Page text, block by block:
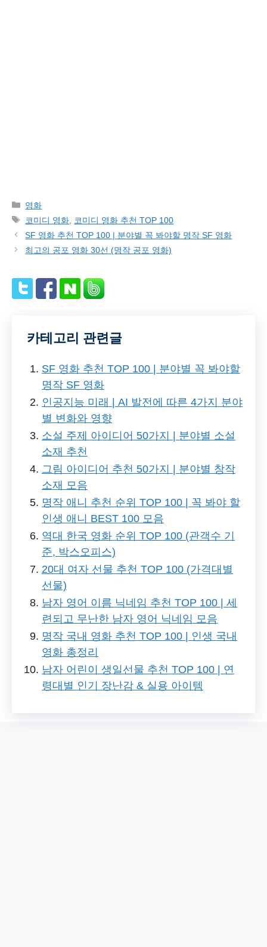
Categories
영화
Tags
코미디 영화
코미디 영화 추천 TOP 100
SF 영화 추천 TOP 100 | 분야별 꼭 봐야할 명작 SF 영화
최고의 공포 영화 30선 (명작 공포 영화)
카테고리 관련글
SF 영화 추천 TOP 100 | 분야별 꼭 봐야할
명작 SF 영화
인공지능 미래 | AI 발전에 따른 4가지 분야
별 변화와 영향
소설 주제 아이디어 50가지 | 분야별 소설
소재 추천
그림 아이디어 추천 50가지 | 분야별 창작
소재 모음
명작 애니 추천 순위 TOP 100 | 꼭 봐야 할
인생 애니 BEST 100 모음
역대 한국 영화 순위 TOP 100 (관객수 기
준, 박스오피스)
20대 여자 선물 추천 TOP 100 (가격대별
선물)
남자 영어 이름 닉네임 추천 TOP 100 | 세
련되고 무난한 남자 영어 닉네임 모음
명작 국내 영화 추천 TOP 100 | 인생 국내
영화 총정리
남자 어린이 생일선물 추천 TOP 100 | 연
령대별 인기 장난감 & 실용 아이템